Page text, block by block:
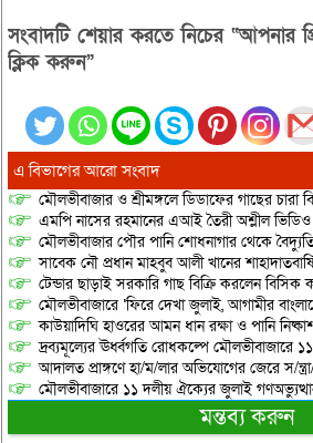
সংবাদটি শেয়ার করতে নিচের “আপনার
ক্লিক করুন”
এ বিভাগের আরো সংবাদ
মৌলভীবাজার ও শ্রীমঙ্গলে ডিডাফের গাছের চারা
এমপি নাসের রহমানের এআই তৈরী অশ্লীল
মৌলভীবাজার পৌর পানি শোধনাগার থেকে
সাবেক নৌ প্রধান মাহবুব আলী খানের
টেন্ডার ছাড়াই সরকারি গাছ বিক্রি করলেন বিসিক
মৌলভীবাজারে ‘ফিরে দেখা জুলাই, আগামীর
কাউয়াদিঘি হাওরের আমন ধান রক্ষা ও পানি
দ্রব্যমূল্যের ঊর্ধ্বগতি রোধকল্পে মৌলভীবাজারে
আদালত প্রাঙ্গণে হা/ম/লার অভিযোগের জেরে স/
মৌলভীবাজারে ১১ দলীয় ঐক্যের জুলাই
মন্তব্য করুন